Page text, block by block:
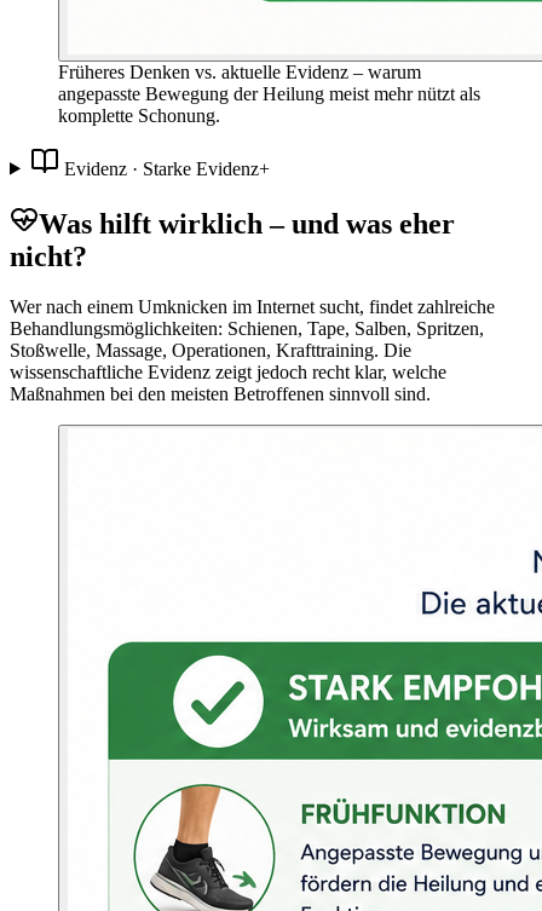
Früheres Denken vs. aktuelle Evidenz – warum
angepasste Bewegung der Heilung meist mehr nützt als
komplette Schonung.
Evidenz · Starke Evidenz+
Was hilft wirklich – und was eher
nicht?
Wer nach einem Umknicken im Internet sucht, findet zahlreiche
Behandlungsmöglichkeiten: Schienen, Tape, Salben, Spritzen,
Stoßwelle, Massage, Operationen, Krafttraining. Die
wissenschaftliche Evidenz zeigt jedoch recht klar, welche
Maßnahmen bei den meisten Betroffenen sinnvoll sind.